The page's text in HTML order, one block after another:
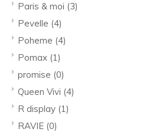
Paris & moi (3)
Pevelle (4)
Poheme (4)
Pomax (1)
promise (0)
Queen Vivi (4)
R display (1)
RAVIE (0)